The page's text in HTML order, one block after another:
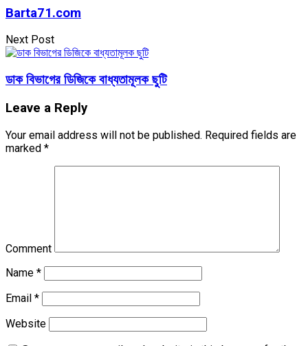
Barta71.com
Next Post
ডাক বিভাগের ডিজিকে বাধ্যতামূলক ছুটি
Leave a Reply
Your email address will not be published. Required fields are
marked *
Comment
Name *
Email *
Website